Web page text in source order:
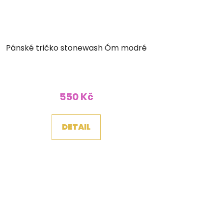
Pánské tričko stonewash Óm modré
550 Kč
DETAIL